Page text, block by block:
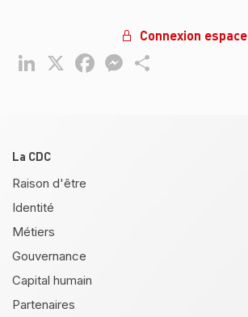
LinkedIn
X FacebookMessenger
Connexion espace
Pied de page
La CDC
Raison d'être
Identité
Métiers
Gouvernance
Capital humain
Partenaires